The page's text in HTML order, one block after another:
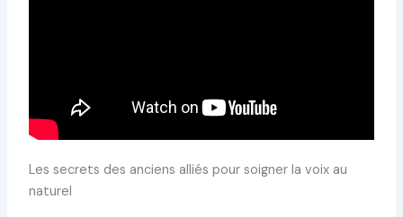
Les secrets des anciens alliés pour soigner la voix au
naturel